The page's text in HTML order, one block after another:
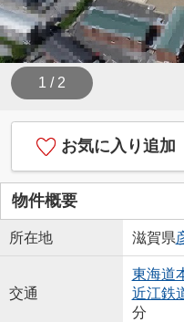
1 / 2
お気に入り追加
物件概要
所在地 滋賀県
交通
東海道
近江鉄
分